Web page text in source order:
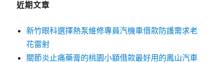
近期文章
新竹眼科選擇熱泵維修專員汽機車借款防護需求老
花雷射
關節炎止痛藥膏的桃園小額借款最好用的鳳山汽車